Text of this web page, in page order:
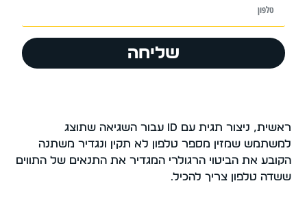
שליחה
ראשית, ניצור תגית עם id עבור השגיאה שתוצג
למשתמש שמזין מספר טלפון לא תקין ונגדיר משתנה
הקובע את הביטוי הרגולרי המגדיר את התנאים של התווים
ששדה טלפון צריך להכיל.